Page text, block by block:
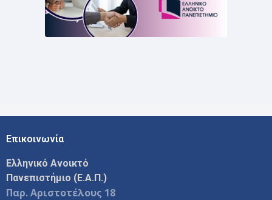
Επικοινωνία
Ελληνικό Ανοικτό
Πανεπιστήμιο (Ε.Α.Π.)
Παρ. Αριστοτέλους 18